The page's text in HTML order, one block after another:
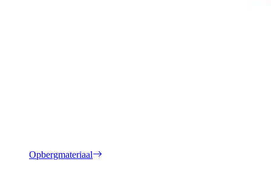
Opbergmateriaal